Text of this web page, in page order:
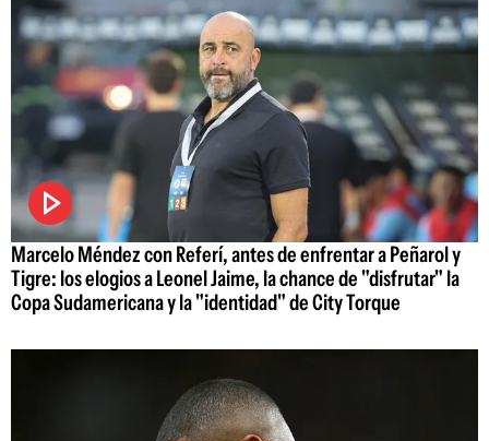
Marcelo Méndez con Referí, antes de enfrentar a Peñarol y
Tigre: los elogios a Leonel Jaime, la chance de "disfrutar" la
Copa Sudamericana y la "identidad" de City Torque